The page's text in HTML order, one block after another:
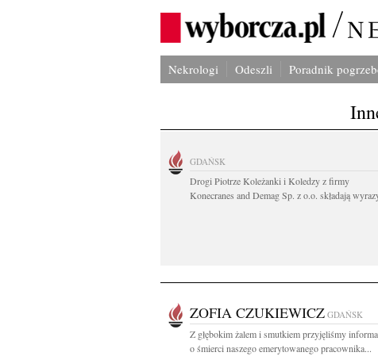
Nekrologi Odeszli Poradnik
GDAŃSK
Drogi Piotrze Koleżanki i Koledzy z firmy
Konecranes and Demag Sp. z o.o. składają
ZOFIA CZUKIEWICZ GDAŃSK
Z głębokim żalem i smutkiem przyjęliśmy
o śmierci naszego emerytowanego pracownika...